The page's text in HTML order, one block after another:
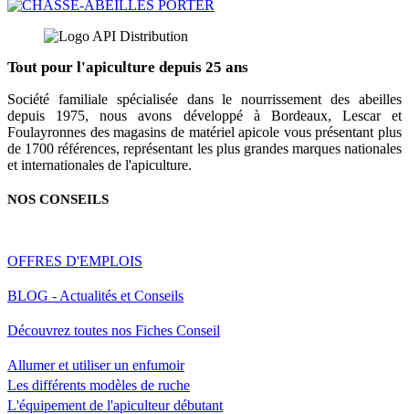
Tout pour l'apiculture depuis 25 ans
Société familiale spécialisée dans le nourrissement des abeilles
depuis 1975, nous avons développé à Bordeaux, Lescar et
Foulayronnes des magasins de matériel apicole vous présentant plus
de 1700 références, représentant les plus grandes marques nationales
et internationales de l'apiculture.
NOS CONSEILS
OFFRES D'EMPLOIS
BLOG - Actualités et Conseils
Découvrez toutes nos Fiches Conseil
Allumer et utiliser un enfumoir
Les différents modèles de ruche
L'équipement de l'apiculteur débutant